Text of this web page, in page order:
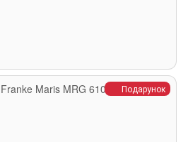
Подарунок